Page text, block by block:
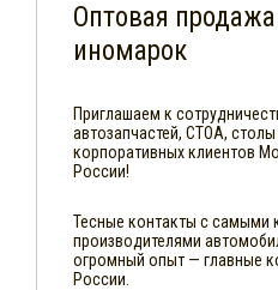
Оптовая
иномарок
Приглашаем к
автозапчастей, СТОА, столы
корпоративных клиентов
России!
Тесные контакты с
производителями
огромный опыт — главные
России.